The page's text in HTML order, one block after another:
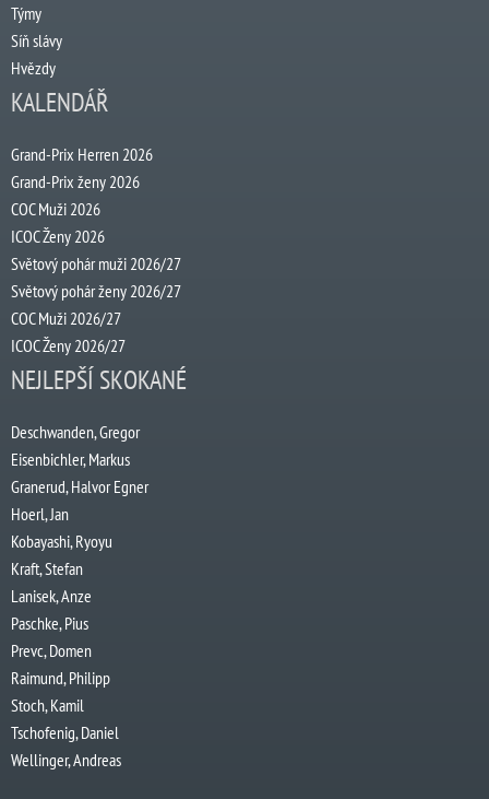
Týmy
Síň slávy
Hvězdy
KALENDÁŘ
Grand-Prix Herren 2026
Grand-Prix ženy 2026
COC Muži 2026
ICOC Ženy 2026
Světový pohár muži 2026/27
Světový pohár ženy 2026/27
COC Muži 2026/27
ICOC Ženy 2026/27
NEJLEPŠÍ SKOKANÉ
Deschwanden, Gregor
Eisenbichler, Markus
Granerud, Halvor Egner
Hoerl, Jan
Kobayashi, Ryoyu
Kraft, Stefan
Lanisek, Anze
Paschke, Pius
Prevc, Domen
Raimund, Philipp
Stoch, Kamil
Tschofenig, Daniel
Wellinger, Andreas